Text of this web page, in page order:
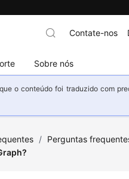
Sobre nós
Contate-nos
o conteúdo foi traduzido com
/ Perguntas